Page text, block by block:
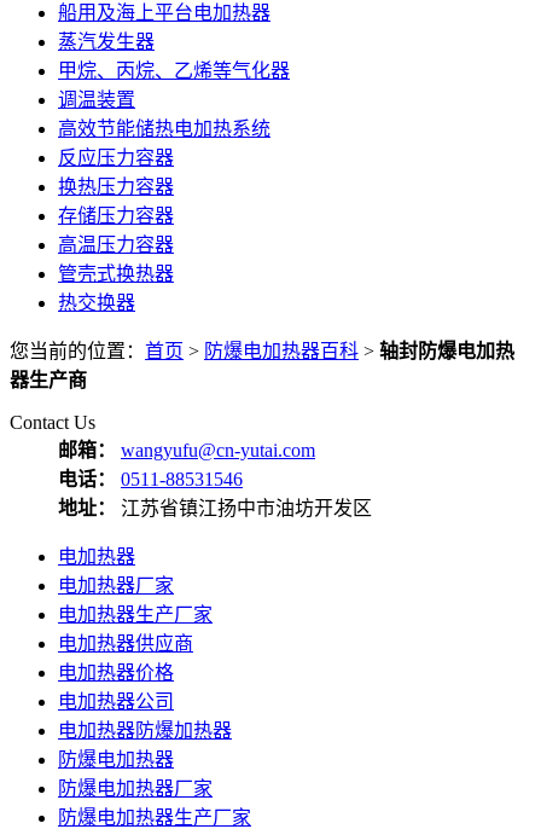
船用及海上平台电加热器
蒸汽发生器
甲烷、丙烷、乙烯等气化器
调温装置
高效节能储热电加热系统
反应压力容器
换热压力容器
存储压力容器
高温压力容器
管壳式换热器
热交换器
您当前的位置： 首页 > 防爆电加热器百科 > 轴封防爆电加热
器生产商
Contact Us
邮箱：
wangyufu@cn-yutai.com
电话：
0511-88531546
地址：
江苏省镇江扬中市油坊开发区
电加热器
电加热器厂家
电加热器生产厂家
电加热器供应商
电加热器价格
电加热器公司
电加热器防爆加热器
防爆电加热器
防爆电加热器厂家
防爆电加热器生产厂家